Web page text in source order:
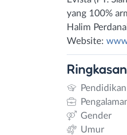
yang 100%
Halim
Website:
Ringkasan
Pendidikan
Gender
Umur